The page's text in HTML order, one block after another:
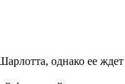
однако ее